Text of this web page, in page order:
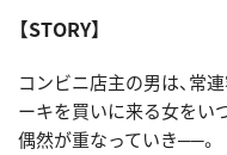
【STORY】
コンビニ店主の男は、常
ーキを買いに来る女をい
偶然が重なっていき──。